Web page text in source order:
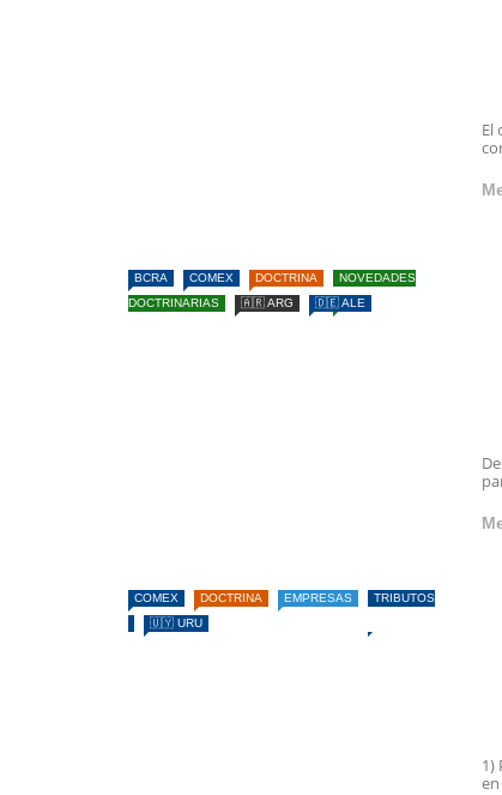
El
BCRA COMEX DOCTRINA
NOVEDADES
DOCTRINARIAS
🇦🇷 ARG 🇩🇪 ALE
COMEX DOCTRINA EMPRESAS
TRIBUTOS
🇺🇾 URU
1)